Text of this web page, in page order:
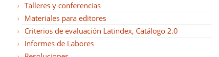
Talleres y conferencias
Materiales para editores
Criterios de evaluación Latindex, Catálogo 2.0
Informes de Labores